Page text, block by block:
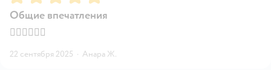
Общие впечатления
👍🏻👍🏻👍🏻
22 сентября 2025 · Анара Ж.